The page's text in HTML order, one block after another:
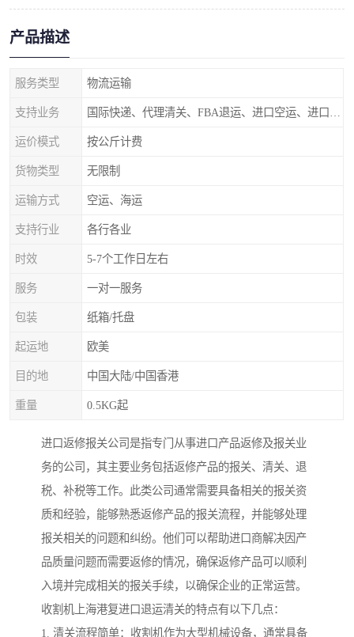
产品描述
服务类型 物流运输
支持业务
运价模式 按公斤计费
货物类型 无限制
运输方式 空运、海运
支持行业 各行各业
时效 5-7个工作日左右
服务 一对一服务
包装 纸箱/托盘
起运地 欧美
目的地 中国大陆/中国香港
重量 0.5KG起
进口返修报关公司是指专门从事进口产品返修及报关业
务的公司，其主要业务包括返修产品的报关、清关、退
税、补税等工作。此类公司通常需要具备相关的报关资
质和经验，能够熟悉返修产品的报关流程，并能够处理
报关相关的问题和纠纷。他们可以帮助进口商解决因产
品质量问题而需要返修的情况，确保返修产品可以顺利
入境并完成相关的报关手续，以确保企业的正常运营。
收割机上海港复进口退运清关的特点有以下几点：
1. 清关流程简单：收割机作为大型机械设备，通常具备